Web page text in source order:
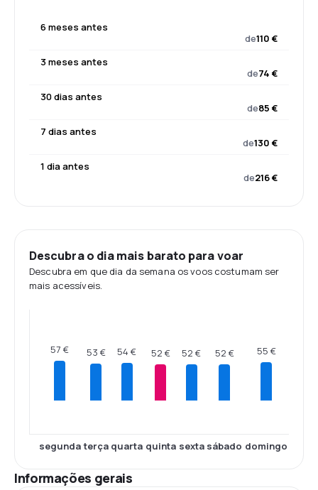
6 meses antes
de110 €
3 meses antes
de74 €
30 dias antes
de85 €
7 dias antes
de130 €
1 dia antes
de216 €
Descubra o dia mais barato para voar
Descubra em que dia da semana os voos costumam ser
mais acessíveis.
57 €
segunda
53 €
terça
54 €
quarta
52 €
quinta
52 €
sexta
52 €
sábado
55 €
domingo
Informações gerais